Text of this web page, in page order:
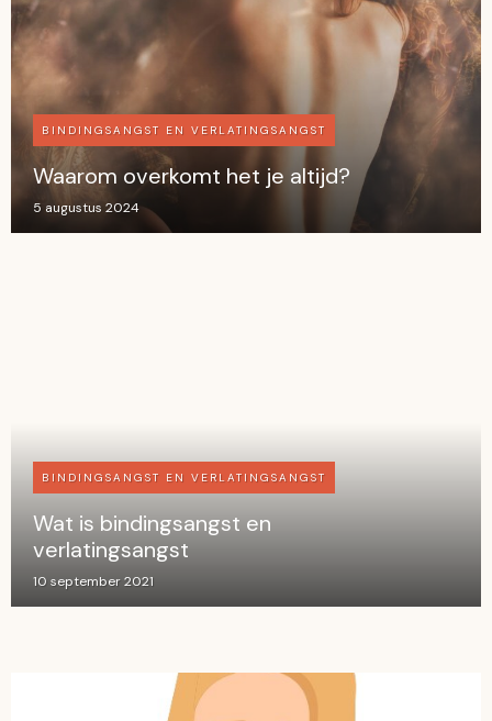
BINDINGSANGST EN VERLATINGSANGST
Waarom overkomt het je altijd?
5 augustus 2024
BINDINGSANGST EN VERLATINGSANGST
Wat is bindingsangst en
verlatingsangst
10 september 2021